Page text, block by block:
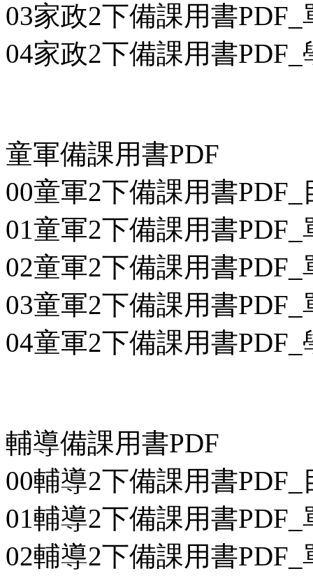
03家政2下備課用書
04家政2下備課用書PDF_
童軍備課用書PDF
00童軍2下備課用書PDF_
01童軍2下備課用書
02童軍2下備課用書
03童軍2下備課用書
04童軍2下備課用書PDF_
輔導備課用書PDF
00輔導2下備課用書PDF_
01輔導2下備課用書
02輔導2下備課用書